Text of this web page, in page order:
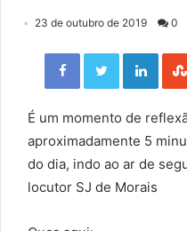
23 de outubro de 2019 0
Facebook Twitter LinkedIn
É um momento de
aproximadamente 5
do dia, indo ao ar de
locutor SJ de Morais